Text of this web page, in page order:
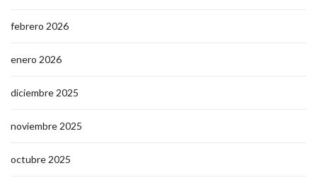
febrero 2026
enero 2026
diciembre 2025
noviembre 2025
octubre 2025